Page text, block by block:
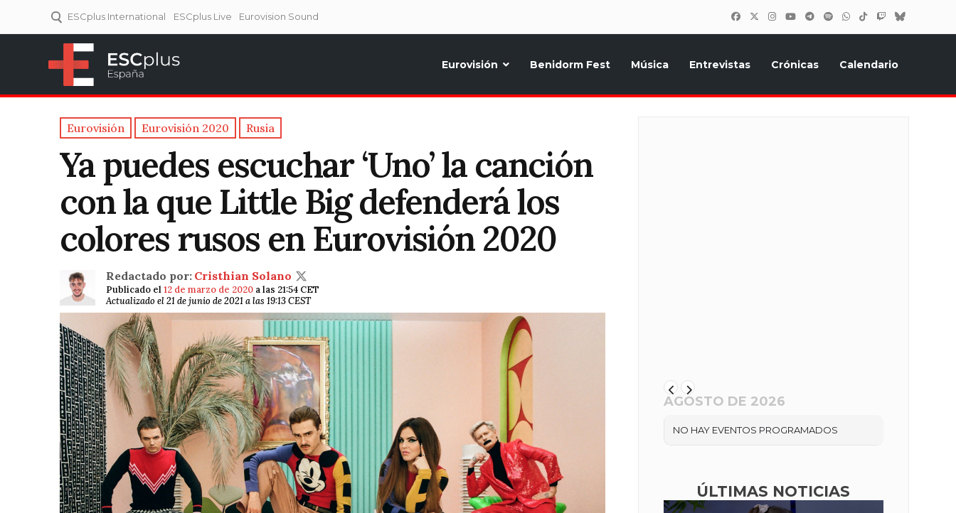
ESCplus International ESCplus Live Eurovision Sound
Eurovisión Benidorm Fest Música Entrevistas Crónicas Calendario
Eurovisión Eurovisión 2020 Rusia
Ya puedes escuchar ‘Uno’ la canción
con la que Little Big defenderá los
colores rusos en Eurovisión 2020
Redactado por: Cristhian Solano
Publicado el12 de marzo de 2020 a las 21:54 CET
Actualizado el 21 de junio de 2021 a las 19:13 CEST
AGOSTO DE 2026
NO HAY EVENTOS PROGRAMADOS
ÚLTIMAS NOTICIAS